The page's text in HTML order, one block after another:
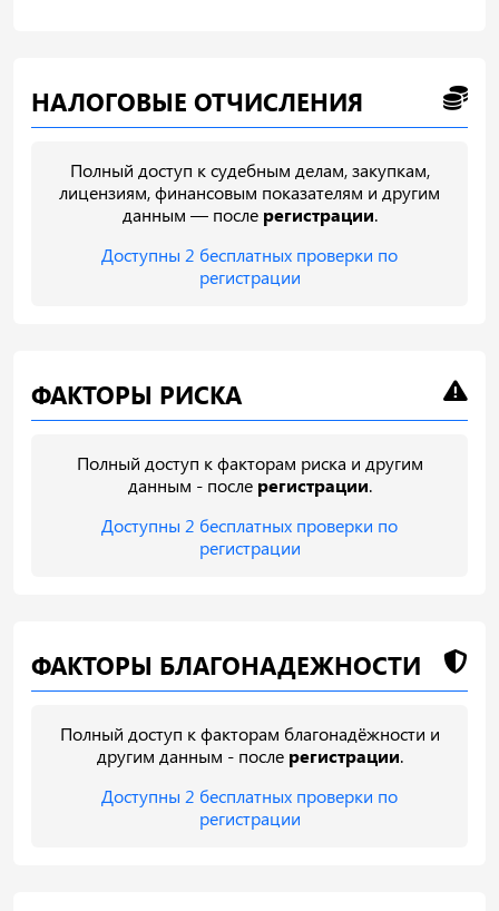
НАЛОГОВЫЕ ОТЧИСЛЕНИЯ
Полный доступ к судебным делам, закупкам,
лицензиям, финансовым показателям и другим
данным — после регистрации.
Доступны 2 бесплатных проверки по
регистрации
ФАКТОРЫ РИСКА
Полный доступ к факторам риска и другим
данным - после регистрации.
Доступны 2 бесплатных проверки по
регистрации
ФАКТОРЫ БЛАГОНАДЕЖНОСТИ
Полный доступ к факторам благонадёжности и
другим данным - после регистрации.
Доступны 2 бесплатных проверки по
регистрации